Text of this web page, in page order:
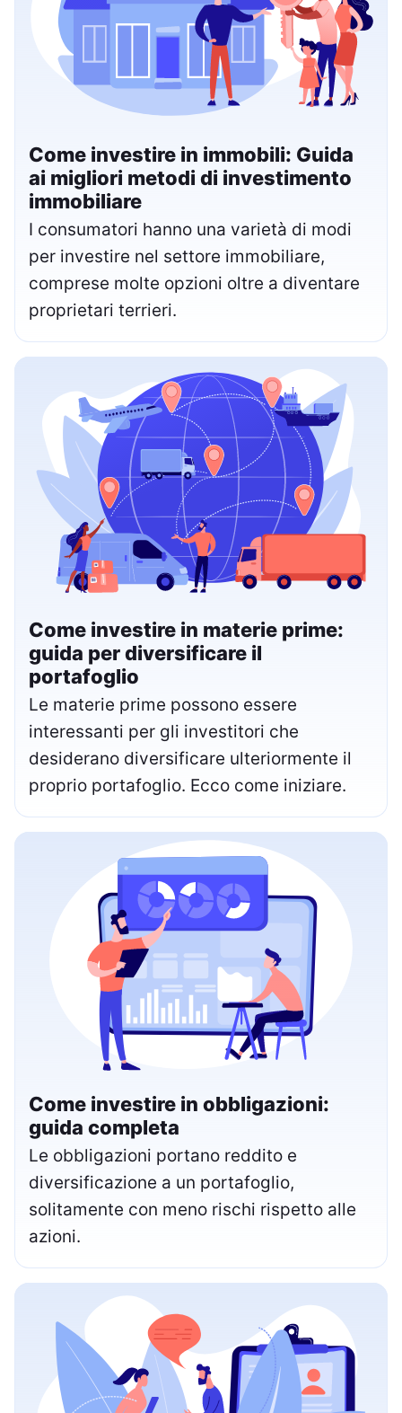
Come investire in immobili: Guida
ai migliori metodi di investimento
immobiliare
I consumatori hanno una varietà di modi
per investire nel settore immobiliare,
comprese molte opzioni oltre a diventare
proprietari terrieri.
Come investire in materie prime:
guida per diversificare il
portafoglio
Le materie prime possono essere
interessanti per gli investitori che
desiderano diversificare ulteriormente il
proprio portafoglio. Ecco come iniziare.
Come investire in obbligazioni:
guida completa
Le obbligazioni portano reddito e
diversificazione a un portafoglio,
solitamente con meno rischi rispetto alle
azioni.